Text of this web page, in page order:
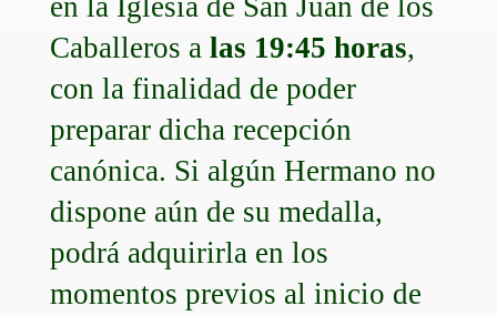
Caballeros a las 19:45 horas,
con la finalidad de poder
preparar dicha recepción
canónica. Si algún Hermano no
dispone aún de su medalla,
podrá adquirirla en los
momentos previos al inicio de